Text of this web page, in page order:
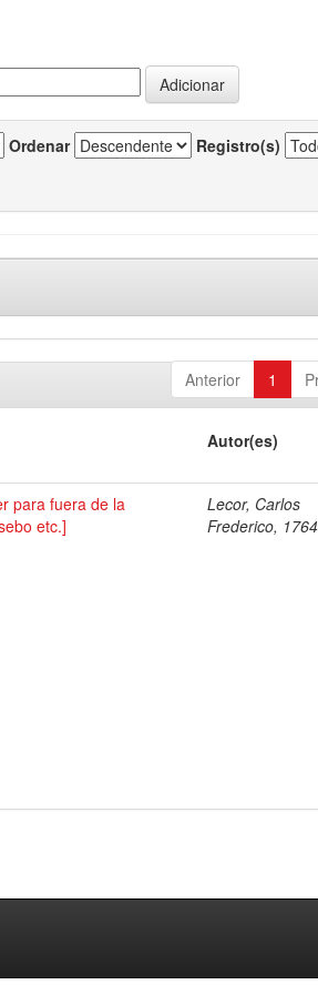
Ordenar Registro(s)
Anterior 1
Autor(es)
para fuera de la
etc.]
Lecor, Carlos
Frederico,